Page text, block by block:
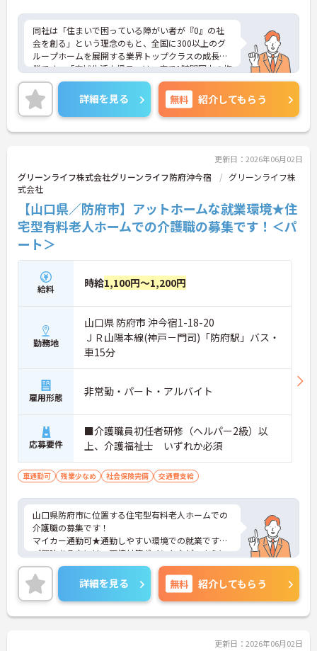
同社は「住まいで困っている障がい者が『0』の社
会を創る」という理念のもと、全国に300以上のグ
ループホームを展開する業界トップクラスの成長企
業です。「広域生活支援員」は、車で1時間圏内の複
数施設を横断的に担当し、現場支援とパートスタッ
フのサポートを行うハイクラスなポジションです。
最新設備とバリアフリーが完備され、スタッフの身
体的負担が少なく、広域手当5万円が付与されるこ
とで高い給与水準を実現しています。年間休日114
効率化など、ワークライフバランスを保ちながら定
年70歳まで長期的に活躍できる制度が盤石に整って
います。複数施設を経験することで培われるマネジ
メント視点は、将来的なエリアマネージャーへのキ
ャリアアップにも直結しており、最新の環境で専門
性を発揮したいプロフェッショナルの方にお勧めで
す。
★おすすめPOINT★
・広域支援員として複数のホームを巡るため、各ホ
ームのパートスタッフの教育やサポートにも携わる
営や人材育成の視点を養うことで、将来のエリアマ
ネージャー候補としてのステップアップに直結しま
す。
・定年70歳、再雇用75歳までという業界屈指の制度
なく長期的なキャリアを築いていただけます。
・全施設がバリアフリー設計かつ最新設備を備えて
おり、清潔感にあふれた美しい環境です。ハード面
に加え、ソフト面でも「献立の事前決定・レシピ完
備」により現場の負担が大幅に軽減されています。
ご利用者様の安全性はもちろん、働くスタッフにと
っても身体的負担が少なく、高いモチベーションを
保って業務に集中できます。
詳細を見る 無料 紹介してもらう
更新日：2026年06月02日
グリーンライフ株式会社グリーンライフ防府沖今宿
グリーンライフ株
式会社
【山口県／防府市】アットホームな就業環境★住
宅型有料老人ホームでの介護職の募集です！＜パ
ート＞
給料 時給1,100円～1,200円
勤務地
山口県 防府市 沖今宿1-18-20
ＪＲ山陽本線(神戸－門司)「防府駅」バス・
車15分
雇用形態 非常勤・パート・アルバイト
応募要件
■介護職員初任者研修（ヘルパー2級）以
上、介護福祉士 いずれか必須
車通勤可 残業少なめ 社会保険完備 交通費支給
山口県防府市に位置する住宅型有料老人ホームでの
介護職の募集です！
マイカー通勤可★通勤しやすい環境での就業です♪
ご興味ある方には、面接対策ポイントなど、さらに
詳細をお話しいたしますのでお気軽にご相談くださ
い。
詳細を見る 無料 紹介してもらう
更新日：2026年06月02日